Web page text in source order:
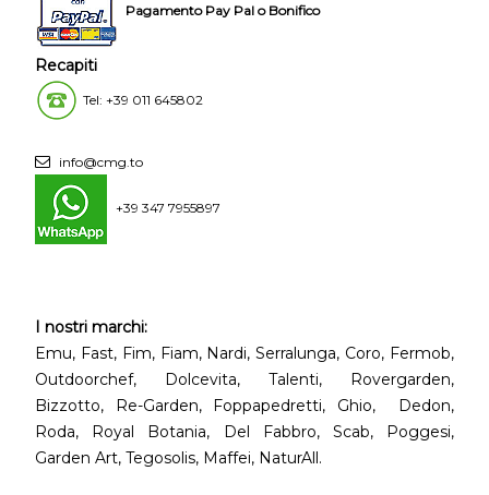
Pagamento Pay Pal o Bonifico
Recapiti
Tel: +39 011 645802
info@cmg.to
+39 347 7955897
I nostri marchi:
Emu, Fast, Fim, Fiam, Nardi, Serralunga, Coro, Fermob,
Outdoorchef, Dolcevita, Talenti, Rovergarden,
Bizzotto, Re-Garden, Foppapedretti, Ghio, Dedon,
Roda, Royal Botania, Del Fabbro, Scab, Poggesi,
Garden Art, Tegosolis, Maffei, NaturAll.